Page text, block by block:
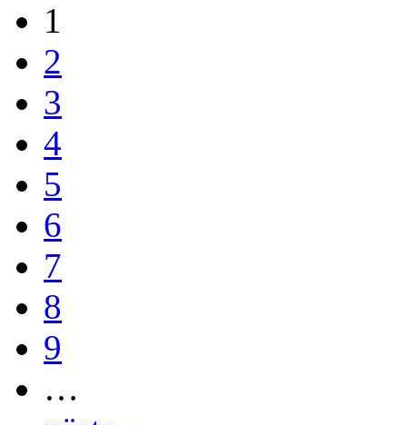
1
2
3
4
5
6
7
8
9
…